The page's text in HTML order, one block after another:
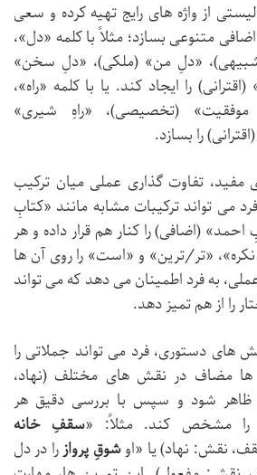
از واژه های رایج تهیه کرده و سعی
اضافی متنوعی بسازد؛ مثلاً با کلمه «دل»،
«دلِ من» (ملکی)، «دلِ سخن»
را ایجاد کند. یا با کلمه «راه»،
موفقیت» (تخصیصی)، «راهِ شیری»
را بسازد.
مفید، تفاوت گذاری عملی میان ترکیب
می تواند ترکیبات مشابه مانند «کتابِ
(اضافی) را کنار هم قرار داده و هر
«تر/ترین» و «است» را روی آن ها
به فرد اطمینان می دهد که می تواند
را از هم تمیز دهد.
های دستوری، فرد می تواند جملاتی را
مضاف در نقش های مختلف (نهاد،
ظاهر شود و سپس با بررسی دقیق هر
را مشخص کند. مثلاً: «سقفِ خانه
نقش: نهاد) یا «اوشوقِ پروازرا در دل